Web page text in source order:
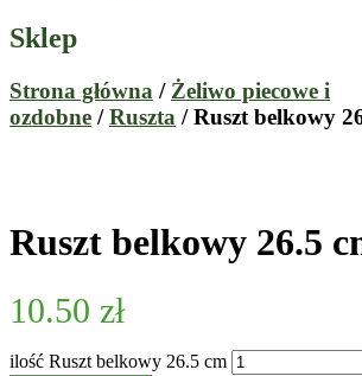
Sklep
Strona główna / Żeliwo piecowe i
ozdobne /Ruszta / Ruszt belkowy
Ruszt belkowy 26.5
10.50 zł
ilość Ruszt belkowy 26.5 cm